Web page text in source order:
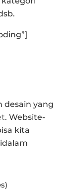
desain yang
. Website-
kita